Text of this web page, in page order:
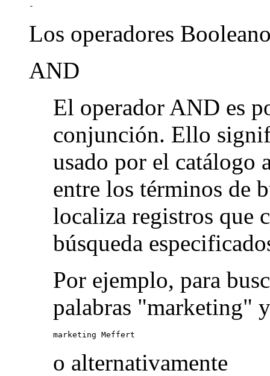
-
Los operadores
AND
El operador AND es
conjunción. Ello
usado por el catálogo
entre los términos de
localiza registros que
búsqueda
Por ejemplo, para
palabras "marketing"
marketing Meffert
o alternativamente